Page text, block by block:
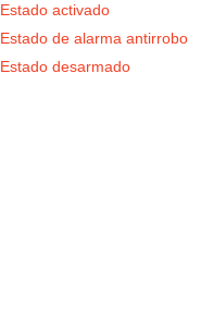
Estado activado
Estado de alarma antirrobo
Estado desarmado